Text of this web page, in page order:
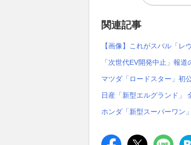
関連記事
【画像】これがスバル「レ
「次世代EV開発中止」報
マツダ「ロードスター」初
日産「新型エルグランド」
ホンダ「新型スーパーワン